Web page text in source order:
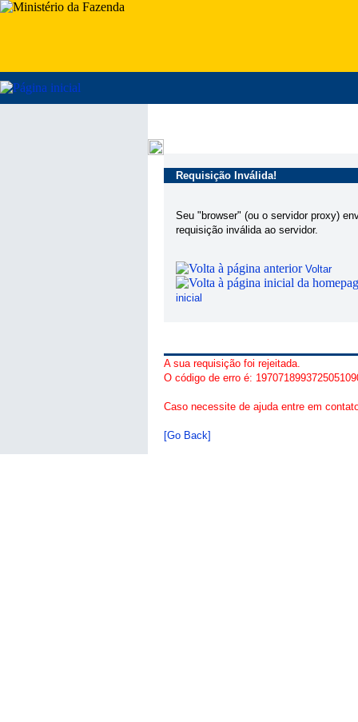
Requisição Inválida!
Seu "browser" (ou o servidor proxy)
requisição inválida ao servidor.
Voltar
inicial
A sua requisição foi rejeitada.
O código de erro é:
Caso necessite de ajuda entre em
[Go Back]